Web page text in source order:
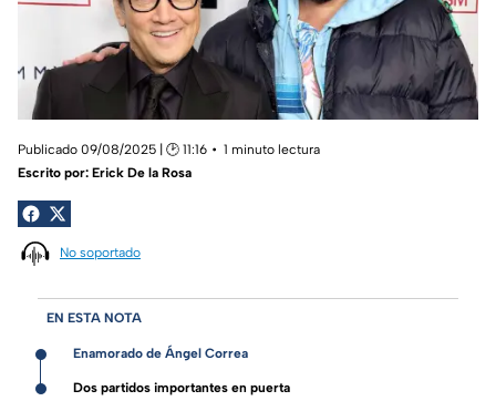
Publicado 09/08/2025 | 🕑 11:16
1 minuto lectura
Escrito por: Erick De la Rosa
No soportado
EN ESTA NOTA
Enamorado de Ángel Correa
Dos partidos importantes en puerta